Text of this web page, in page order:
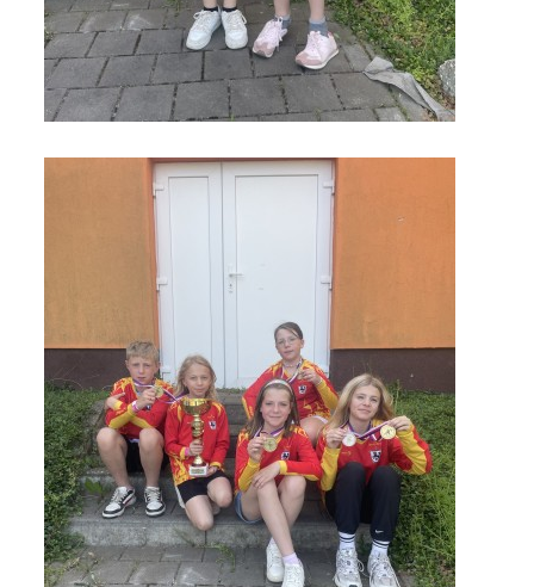
REZERVAČNÍ SYSTÉM SPORTOVNÍ HALY
ŠKOLNÍ PORADENSKÉ PRACOVIŠTĚ
NEPOTŘEBNÝ MAJETEK
NAUČNÁ STEZKA ZBRASLAV
VOLNÁ PRACOVNÍ MÍSTA
ARBORETUM ŠKOLY